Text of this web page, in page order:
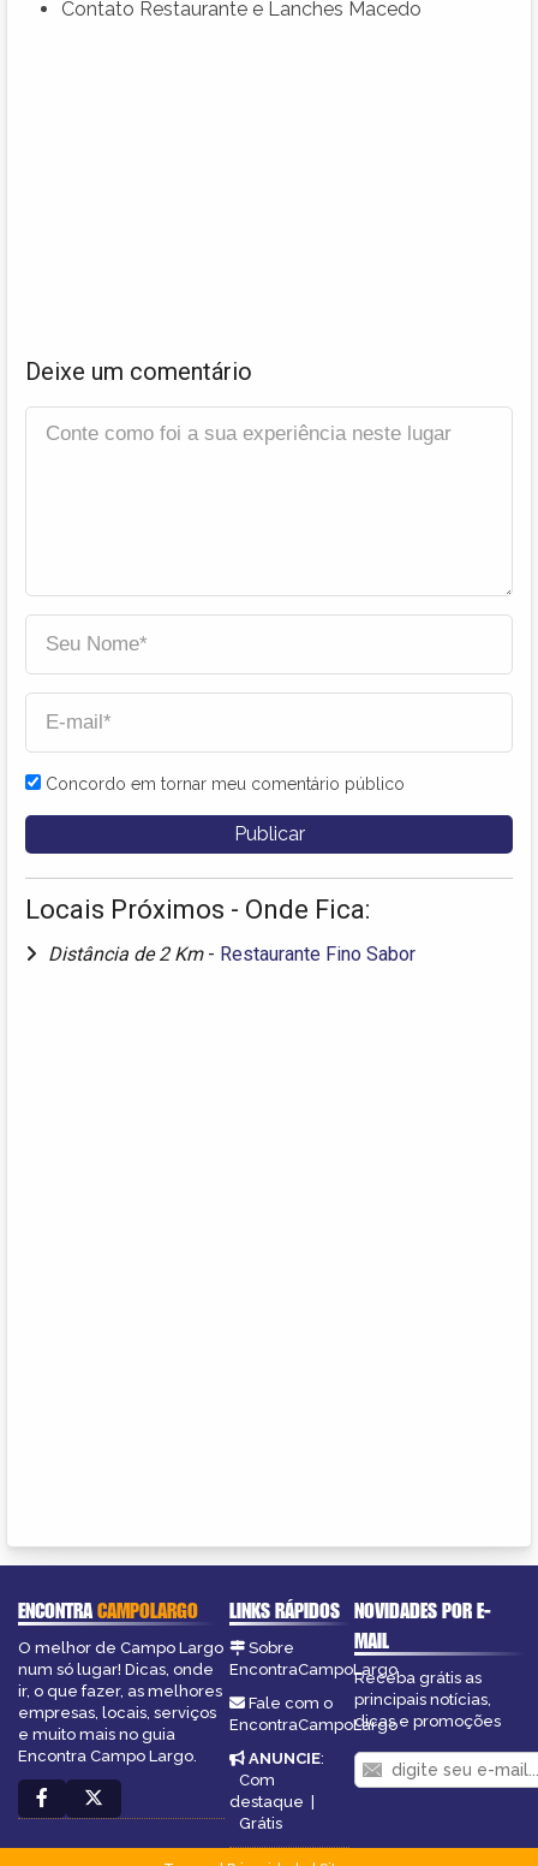
Contato Restaurante e Lanches Macedo
Deixe um comentário
Concordo em tornar meu comentário público
Locais Próximos - Onde Fica:
Distância de 2 Km - Restaurante Fino Sabor
ENCONTRACAMPOLARGO
O melhor de Campo Largo
num só lugar! Dicas, onde
ir, o que fazer, as melhores
empresas, locais, serviços
e muito mais no guia
Encontra Campo Largo.
LINKS RÁPIDOS
Sobre
EncontraCampoLargo
Fale com o
EncontraCampoLargo
ANUNCIE:
Com
destaque |
Grátis
NOVIDADES POR E-
MAIL
Receba grátis as
principais notícias,
dicas e promoções